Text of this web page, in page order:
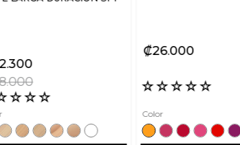
000
300
☆☆☆
₡26000
☆☆☆☆☆
Color